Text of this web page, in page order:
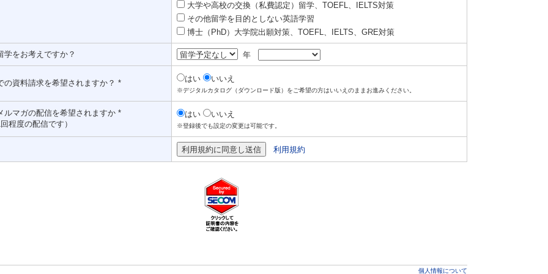
大学や高校の交換（私費認定）留学、TOEFL、IELTS対策
その他留学を目的としない英語学習
博士（PhD）大学院出願対策、TOEFL、IELTS、GRE対策
学をお考えですか？ 年
の資料請求を希望されますか？ * はい いいえ
※デジタルカタログ（ダウンロード版）をご希望の方はいいえのままお進みください。
ルマガの配信を希望されますか *
回程度の配信です）
はい いいえ
※登録後でも設定の変更は可能です。
利用規約
個人情報について